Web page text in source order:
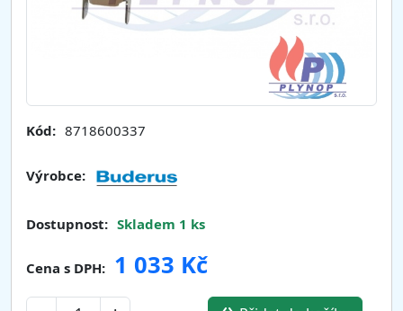
Kód: 8718600337
Výrobce:
Dostupnost: Skladem 1 ks
Cena s DPH: 1 033 Kč